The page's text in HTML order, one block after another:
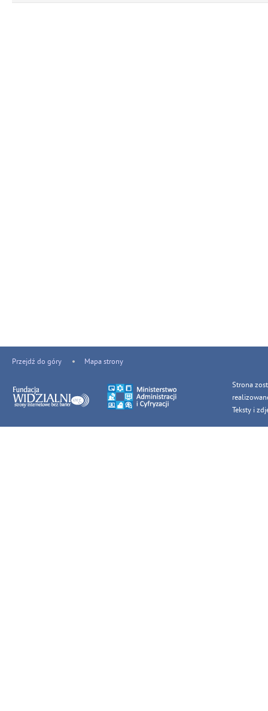
Przejdź do góry Mapa strony
Strona
Teksty i